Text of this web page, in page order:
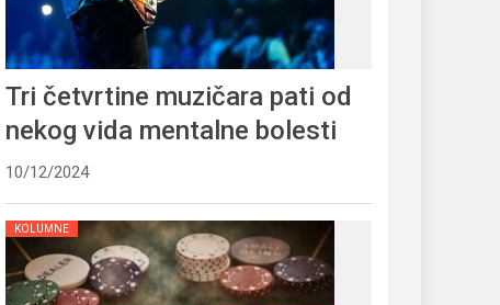
Tri četvrtine muzičara pati od
nekog vida mentalne bolesti
10/12/2024
KOLUMNE